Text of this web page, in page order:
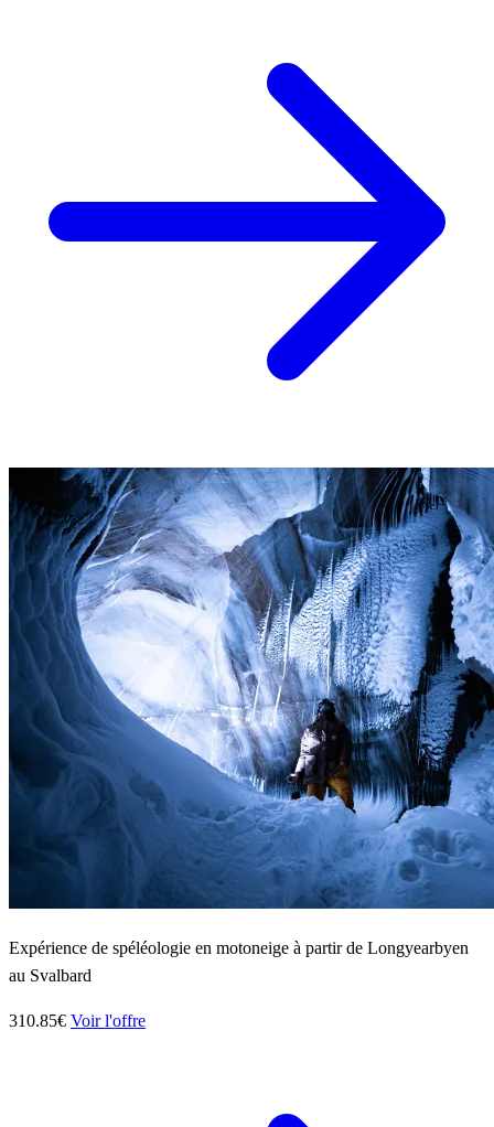
Expérience de spéléologie en motoneige à partir de Longyearbyen
au Svalbard
310.85€ Voir l'offre